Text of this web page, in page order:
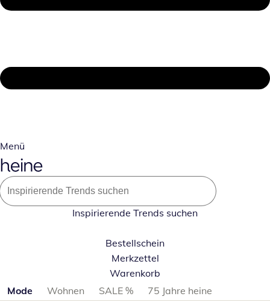
Menü
Inspirierende Trends suchen
Bestellschein
Merkzettel
Warenkorb
Produktkategorien überspringen
Mode Wohnen SALE %
75 Jahre heine